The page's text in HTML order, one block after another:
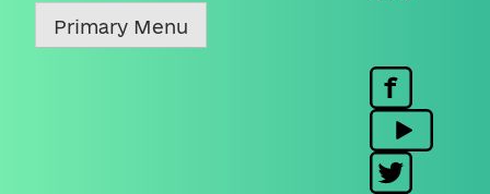
Primary Menu